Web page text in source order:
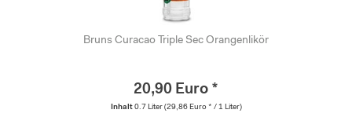
Bruns Curacao Triple Sec Orangenlikör
20,90 Euro *
Inhalt 0.7 Liter (29,86 Euro * / 1 Liter)